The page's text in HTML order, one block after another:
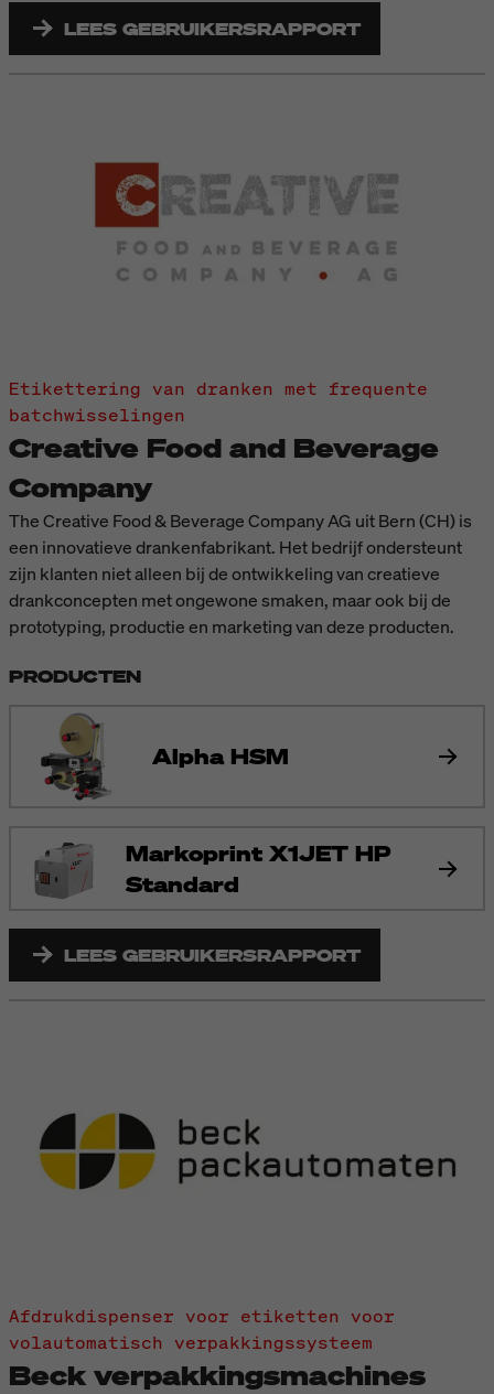
LEES GEBRUIKERSRAPPORT
Etikettering van dranken met frequente
batchwisselingen
Creative Food and Beverage
Company
The Creative Food & Beverage Company AG uit Bern (CH) is
een innovatieve drankenfabrikant. Het bedrijf ondersteunt
zijn klanten niet alleen bij de ontwikkeling van creatieve
drankconcepten met ongewone smaken, maar ook bij de
prototyping, productie en marketing van deze producten.
PRODUCTEN
Alpha HSM
Markoprint X1JET HP
Standard
LEES GEBRUIKERSRAPPORT
Afdrukdispenser voor etiketten voor
volautomatisch verpakkingssysteem
Beck verpakkingsmachines